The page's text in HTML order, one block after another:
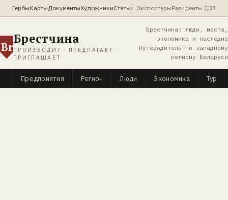
ГербыКартыДокументыХудожникиСтатьи ЭкспортерыРезиденты СЭЗ
Br
Брестчина
ПРОИЗВОДИТ · ПРЕДЛАГАЕТ ·
ПРИГЛАШАЕТ
Брестчина: люди, места,
экономика и наследие
Путеводитель по западному
региону Беларуси
Предприятия Регион Люди Экономика